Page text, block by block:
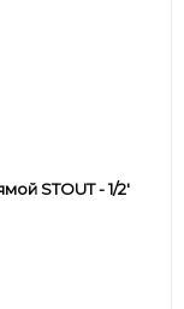
STOUT - 1/2'